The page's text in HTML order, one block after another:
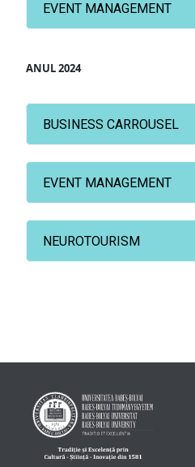
EVENT MANAGEMENT
ANUL 2024
BUSINESS CARROUSEL
EVENT MANAGEMENT
NEUROTOURISM